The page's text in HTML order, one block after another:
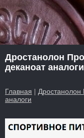
Дростанолон
деканоат аналоги
Главная | Дростанолон
аналоги